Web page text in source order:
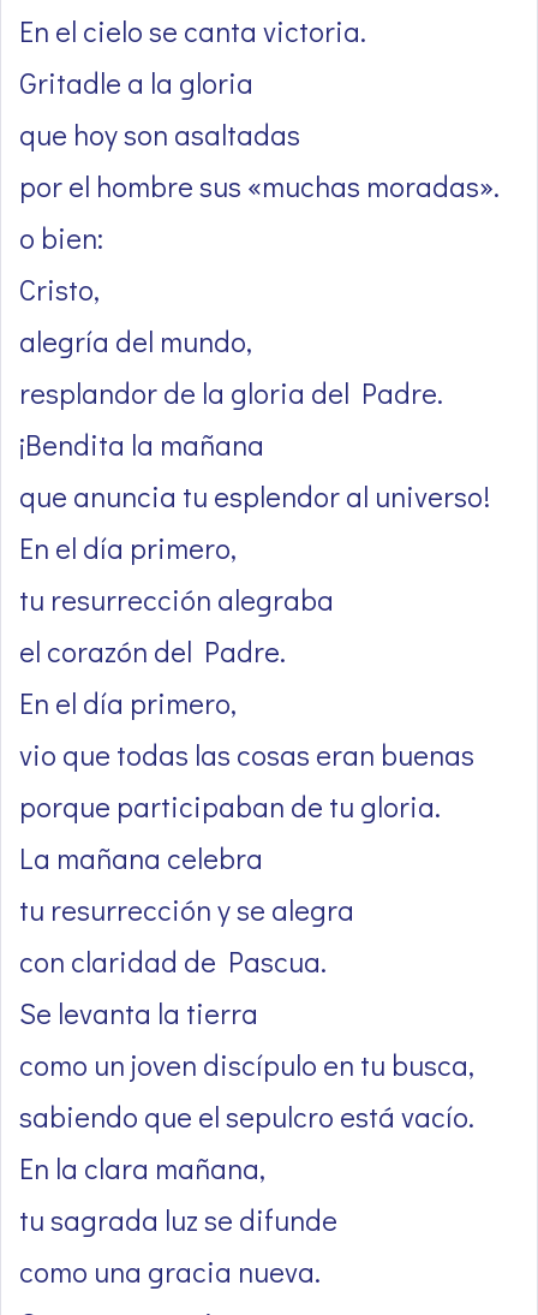
En el cielo se canta victoria.
Gritadle a la gloria
que hoy son asaltadas
por el hombre sus «muchas moradas».
o bien:
Cristo,
alegría del mundo,
resplandor de la gloria del Padre.
¡Bendita la mañana
que anuncia tu esplendor al universo!
En el día primero,
tu resurrección alegraba
el corazón del Padre.
En el día primero,
vio que todas las cosas eran buenas
porque participaban de tu gloria.
La mañana celebra
tu resurrección y se alegra
con claridad de Pascua.
Se levanta la tierra
como un joven discípulo en tu busca,
sabiendo que el sepulcro está vacío.
En la clara mañana,
tu sagrada luz se difunde
como una gracia nueva.